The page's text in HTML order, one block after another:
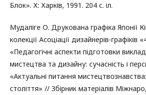
Блок». Х: Харків, 1991. 204 с. іл.
Мудаліге О. Друкована графіка Японії
колекції Асоціації дизайнерів-графіків
«Педагогічні аспекти підготовки
мистецтва та дизайну: сучасність і
«Актуальні питання
століття» // Збірник матеріалів